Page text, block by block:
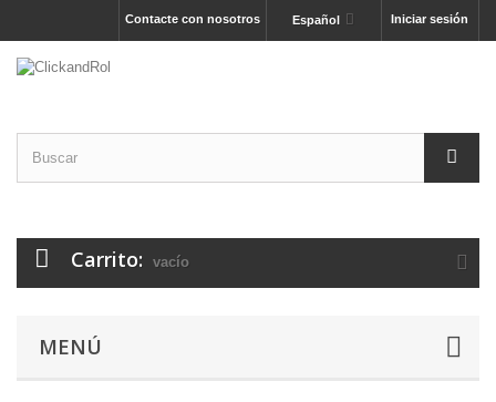
Iniciar sesión
Español
Contacte con nosotros
Carrito: vacío
MENÚ